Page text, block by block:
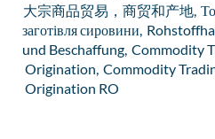
大宗商品贸易，商贸和产地,
заготівля сировини,
und Beschaffung, Commodity
Origination, Commodity
Origination RO